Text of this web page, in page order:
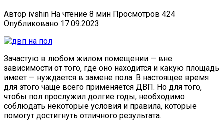
Автор ivshin На чтение 8 мин Просмотров 424
Опубликовано 17.09.2023
Зачастую в любом жилом помещении — вне
зависимости от того, где оно находится и какую площадь
имеет — нуждается в замене пола. В настоящее время
для этого чаще всего применяется ДВП. Но для того,
чтобы пол прослужил долгие годы, необходимо
соблюдать некоторые условия и правила, которые
помогут достигнуть отличного результата.